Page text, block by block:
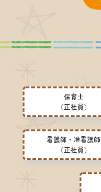
保育士
（正社員）
看護師・准看護師
（正社員）